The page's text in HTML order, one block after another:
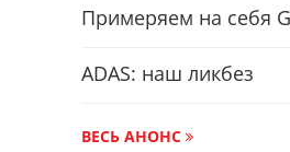
Примеряем на себя
ADAS: наш ликбез
ВЕСЬ АНОНС